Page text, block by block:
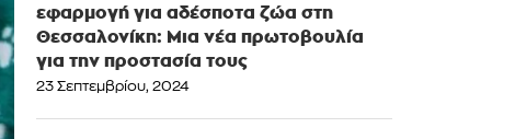
εφαρμογή για αδέσποτα ζώα στη
Θεσσαλονίκη: Μια νέα πρωτοβουλία
για την προστασία τους
23 Σεπτεμβρίου, 2024